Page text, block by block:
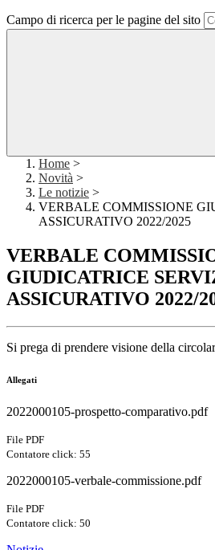
Campo di ricerca per le pagine del sito
Home >
Novità >
Le notizie >
VERBALE COMMISSIONE
ASSICURATIVO 2022/2025
VERBALE
GIUDICATRICE
ASSICURATIVO 2022/
Si prega di prendere visione della
Allegati
2022000105-prospetto-comparativo.pdf
File PDF
Contatore click: 55
2022000105-verbale-commissione.pdf
File PDF
Contatore click: 50